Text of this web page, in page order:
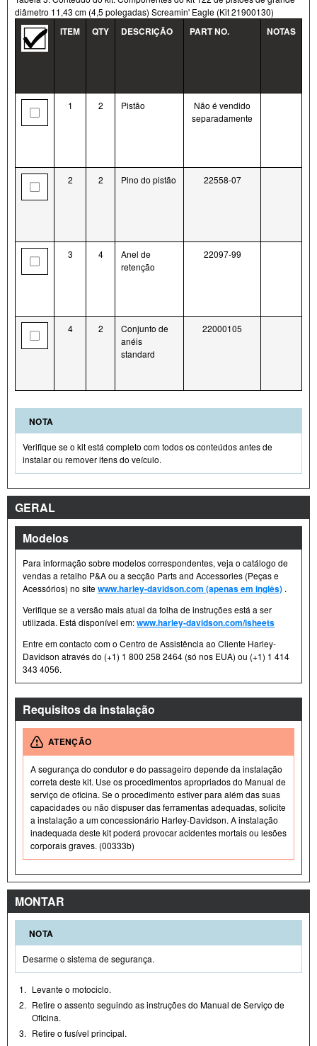
diâmetro 11,43 cm (4,5 polegadas) Screamin' Eagle (Kit 21900130)
ITEM QTY DESCRIÇÃO PART NO. NOTAS
1 2 Pistão
Não é vendido
separadamente
2 2 Pino do pistão 22558-07
3 4
Anel de
retenção
22097-99
4 2
Conjunto de
anéis
standard
22000105
NOTA
Verifique se o kit está completo com todos os conteúdos antes de
instalar ou remover itens do veículo.
GERAL
Modelos
Para informação sobre modelos correspondentes, veja o catálogo de
vendas a retalho P&A ou a secção Parts and Accessories (Peças e
Acessórios) no sitewww.harley-davidson.com (apenas em inglês) .
Verifique se a versão mais atual da folha de instruções está a ser
utilizada. Está disponível em:www.harley-davidson.com/isheets
Entre em contacto com o Centro de Assistência ao Cliente Harley-
Davidson através do (+1) 1 800 258 2464 (só nos EUA) ou (+1) 1 414
343 4056.
Requisitos da instalação
ATENÇÃO
A segurança do condutor e do passageiro depende da instalação
correta deste kit. Use os procedimentos apropriados do Manual de
serviço de oficina. Se o procedimento estiver para além das suas
capacidades ou não dispuser das ferramentas adequadas, solicite
a instalação a um concessionário Harley-Davidson. A instalação
inadequada deste kit poderá provocar acidentes mortais ou lesões
corporais graves. (00333b)
MONTAR
NOTA
Desarme o sistema de segurança.
1. Levante o motociclo.
2. Retire o assento seguindo as instruções do Manual de Serviço de
Oficina.
3. Retire o fusível principal.